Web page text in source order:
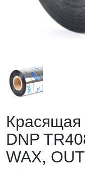
Красящая
DNP
WAX, OUT